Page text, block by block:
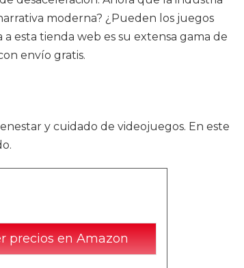
moderna? ¿Pueden los juegos
esta tienda web es su extensa gama de
envío gratis.
y cuidado de videojuegos. En este
precios en Amazon